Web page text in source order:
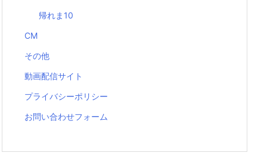
帰れま10
CM
その他
動画配信サイト
プライバシーポリシー
お問い合わせフォーム